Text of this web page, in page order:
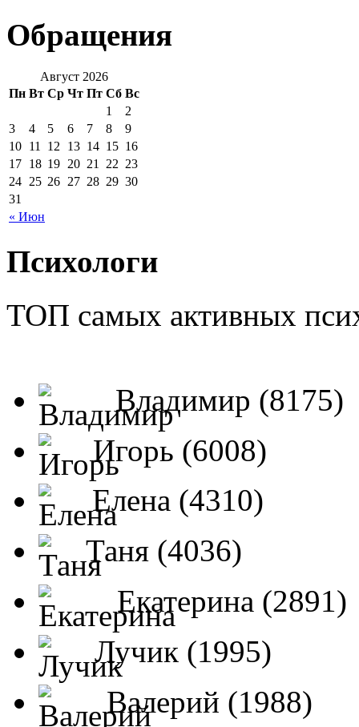
Обращения
Август 2026
Пн Вт Ср Чт Пт Сб Вс
« Июн
1
2
3
4 5 6 7 8
9
10 11 12 13 14 15 16
17 18 19 20 21 22 23
24 25 26 27 28 29 30
31
Психологи
ТОП самых активных
Владимир (8175)
Игорь (6008)
Елена (4310)
Таня (4036)
Екатерина (2891)
Лучик (1995)
Валерий (1988)